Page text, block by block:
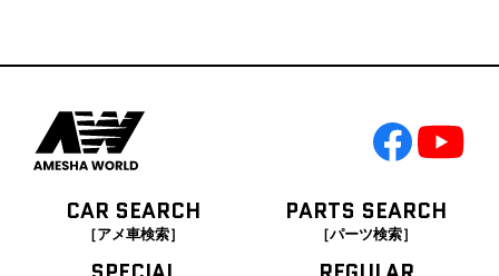
CAR SEARCH
［アメ車検索］
PARTS SEARCH
［パーツ検索］